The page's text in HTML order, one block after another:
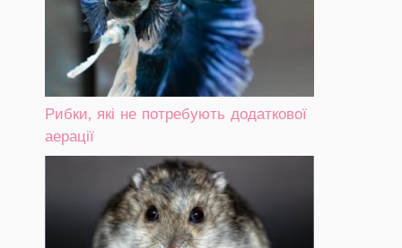
Рибки, які не потребують додаткової
аерації